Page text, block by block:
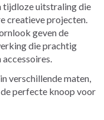
tijdloze uitstraling die
creatieve projecten.
geven de
die prachtig
accessoires.
verschillende maten,
perfecte knoop voor